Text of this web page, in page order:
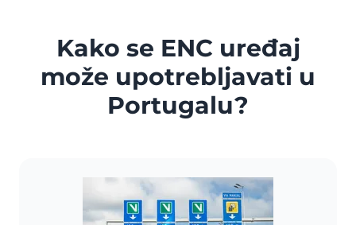
Kako se ENC uređaj
može upotrebljavati u
Portugalu?